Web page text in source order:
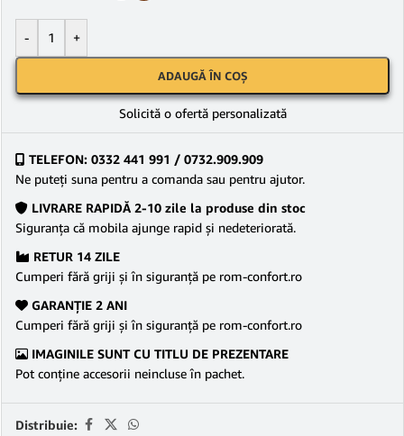
- +
ADAUGĂ ÎN COȘ
Solicită o ofertă personalizată
TELEFON: 0332 441 991 / 0732.909.909
Ne puteţi suna pentru a comanda sau pentru ajutor.
LIVRARE RAPIDĂ 2-10 zile la produse din stoc
Siguranţa că mobila ajunge rapid şi nedeteriorată.
RETUR 14 ZILE
Cumperi fără griji şi în siguranţă pe rom-confort.ro
GARANŢIE 2 ANI
Cumperi fără griji şi în siguranţă pe rom-confort.ro
IMAGINILE SUNT CU TITLU DE PREZENTARE
Pot conține accesorii neincluse în pachet.
Distribuie: